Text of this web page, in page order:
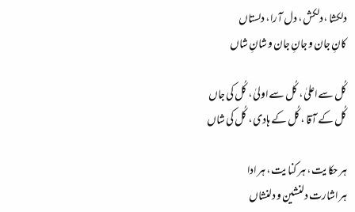
دلکشا ،دلکش، دل آرا، دلستاں​
کانِ جان و جانِ جان و شانِ شاں​
کُل سے اعلیٰ، کُل سے اولیٰ، کُل کی جاں​
کُل کے آقا ،کُل کے ہادی، کُل کی شاں​
ہر حکایت، ہر کنایت، ہر ادا​
ہر اشارت دلنشین و دلنشاں​